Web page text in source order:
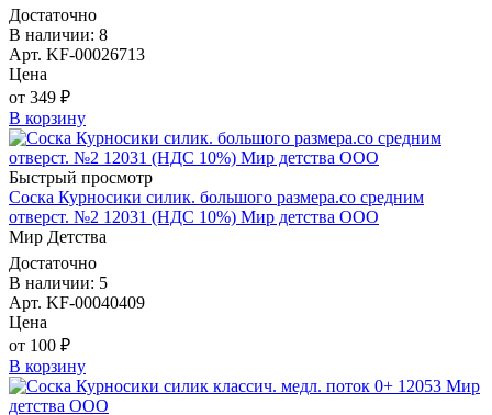
Достаточно
В наличии: 8
Арт. KF-00026713
Цена
от 349 ₽
В корзину
Быстрый просмотр
Соска Курносики силик. большого размера.со средним
отверст. №2 12031 (НДС 10%) Мир детства ООО
Мир Детства
Достаточно
В наличии: 5
Арт. KF-00040409
Цена
от 100 ₽
В корзину